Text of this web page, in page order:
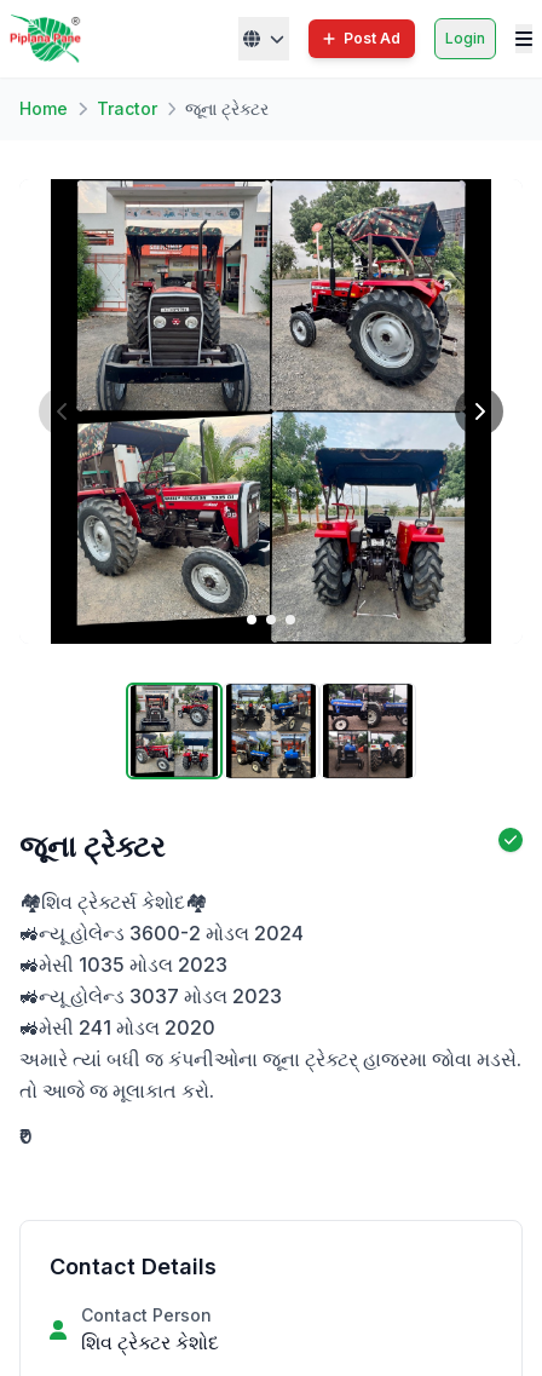
Post Ad Login
Home Tractor જૂના ટ્રેક્ટર
જૂના ટ્રેક્ટર
🏘️શિવ ટ્રેક્ટર્સ કેશોદ🏘️
🚜ન્યૂ હોલેન્ડ 3600-2 મોડલ 2024
🚜મેસી 1035 મોડલ 2023
🚜ન્યૂ હોલેન્ડ 3037 મોડલ 2023
🚜મેસી 241 મોડલ 2020
અમારે ત્યાં બધી જ કંપનીઓના જૂના ટ્રેક્ટર્ હાજરમા જોવા મડસે.
તો આજે જ મૂલાકાત કરો.
₹0
Contact Details
Contact Person
શિવ ટ્રેક્ટર કેશોદ